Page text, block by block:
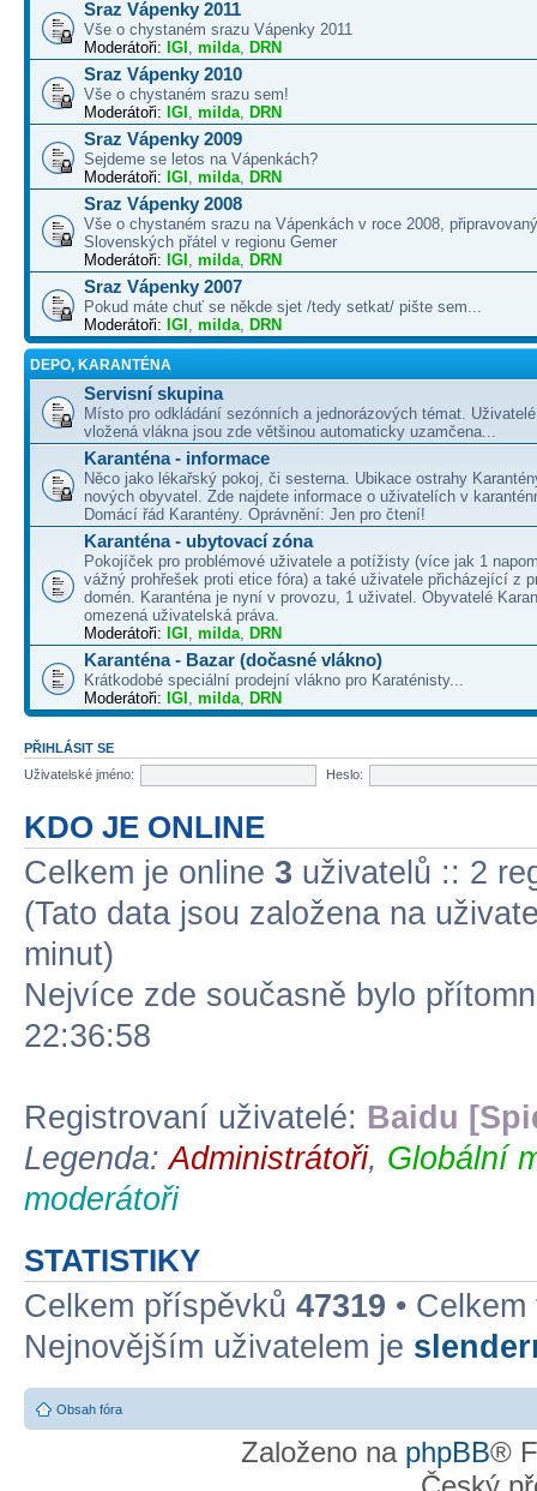
Sraz Vápenky 2011
Vše o chystaném srazu Vápenky 2011
Moderátoři: IGI , milda, DRN
Sraz Vápenky 2010
Vše o chystaném srazu sem!
Moderátoři: IGI , milda, DRN
Sraz Vápenky 2009
Sejdeme se letos na Vápenkách?
Moderátoři: IGI , milda, DRN
Sraz Vápenky 2008
Vše o chystaném srazu na Vápenkách v roce 2008,
Slovenských přátel v regionu Gemer
Moderátoři: IGI , milda, DRN
Sraz Vápenky 2007
Pokud máte chuť se někde sjet /tedy setkat/ pište sem...
Moderátoři: IGI , milda, DRN
DEPO, KARANTÉNA
Servisní skupina
Místo pro odkládání sezónních a jednorázových témat.
vložená vlákna jsou zde většinou automaticky uzamčena...
Karanténa - informace
Něco jako lékařský pokoj, či sesterna. Ubikace ostrahy
nových obyvatel. Zde najdete informace o uživatelích v
Domácí řád Karantény. Oprávnění: Jen pro čtení!
Karanténa - ubytovací zóna
Pokojíček pro problémové uživatele a potížisty (více jak 1
vážný prohřešek proti etice fóra) a také uživatele přicházející z
domén. Karanténa je nyní v provozu, 1 uživatel. Obyvatelé
omezená uživatelská práva.
Moderátoři: IGI , milda, DRN
Karanténa - Bazar (dočasné vlákno)
Krátkodobé speciální prodejní vlákno pro Karaténisty...
Moderátoři: IGI , milda, DRN
PŘIHLÁSIT SE
Uživatelské jméno:
Heslo:
KDO JE ONLINE
Celkem je online 3 uživatelů :: 2
(Tato data jsou založena na
minut)
Nejvíce zde současně bylo
22:36:58
Registrovaní uživatelé: Baidu
Legenda:Administrátoři, Globální
moderátoři
STATISTIKY
Celkem příspěvků 47319 •
Nejnovějším uživatelem je
Obsah fóra
Založeno na phpBB®